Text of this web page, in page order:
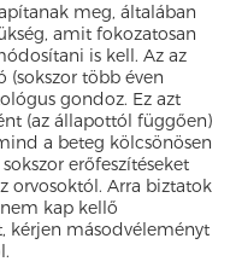
meg, általában
amit fokozatosan
is kell. Az az
(sokszor több éven
gondoz. Ez azt
(az állapottól függően)
a beteg kölcsönösen
erőfeszítéseket
orvosoktól. Arra biztatok
kap kellő
kérjen másodvéleményt